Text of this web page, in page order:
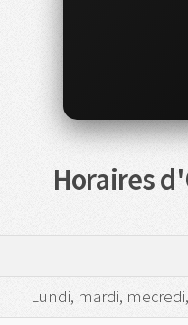
Horaires
Lundi, mardi,